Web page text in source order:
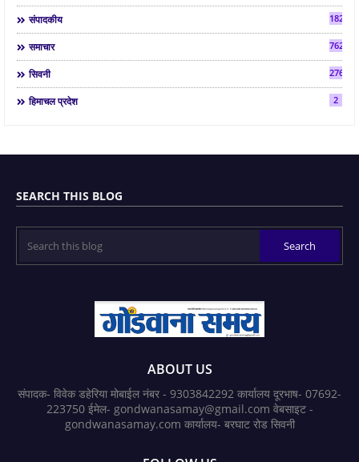
संपादकीय 182
समाचार 7624
सिवनी 2763
हिमाचल प्रदेश 2
SEARCH THIS BLOG
ABOUT US
संपादक- विवेक डहेरिया मोबाईल नंबर - 9303842292 कार्यालय दूरभाष- 07692-
223750 ईमेल- gondwanasamay@gmail.com वेबसाइट -
gondwanasamay.com कार्यालय- बरघाट रोड सिवनी